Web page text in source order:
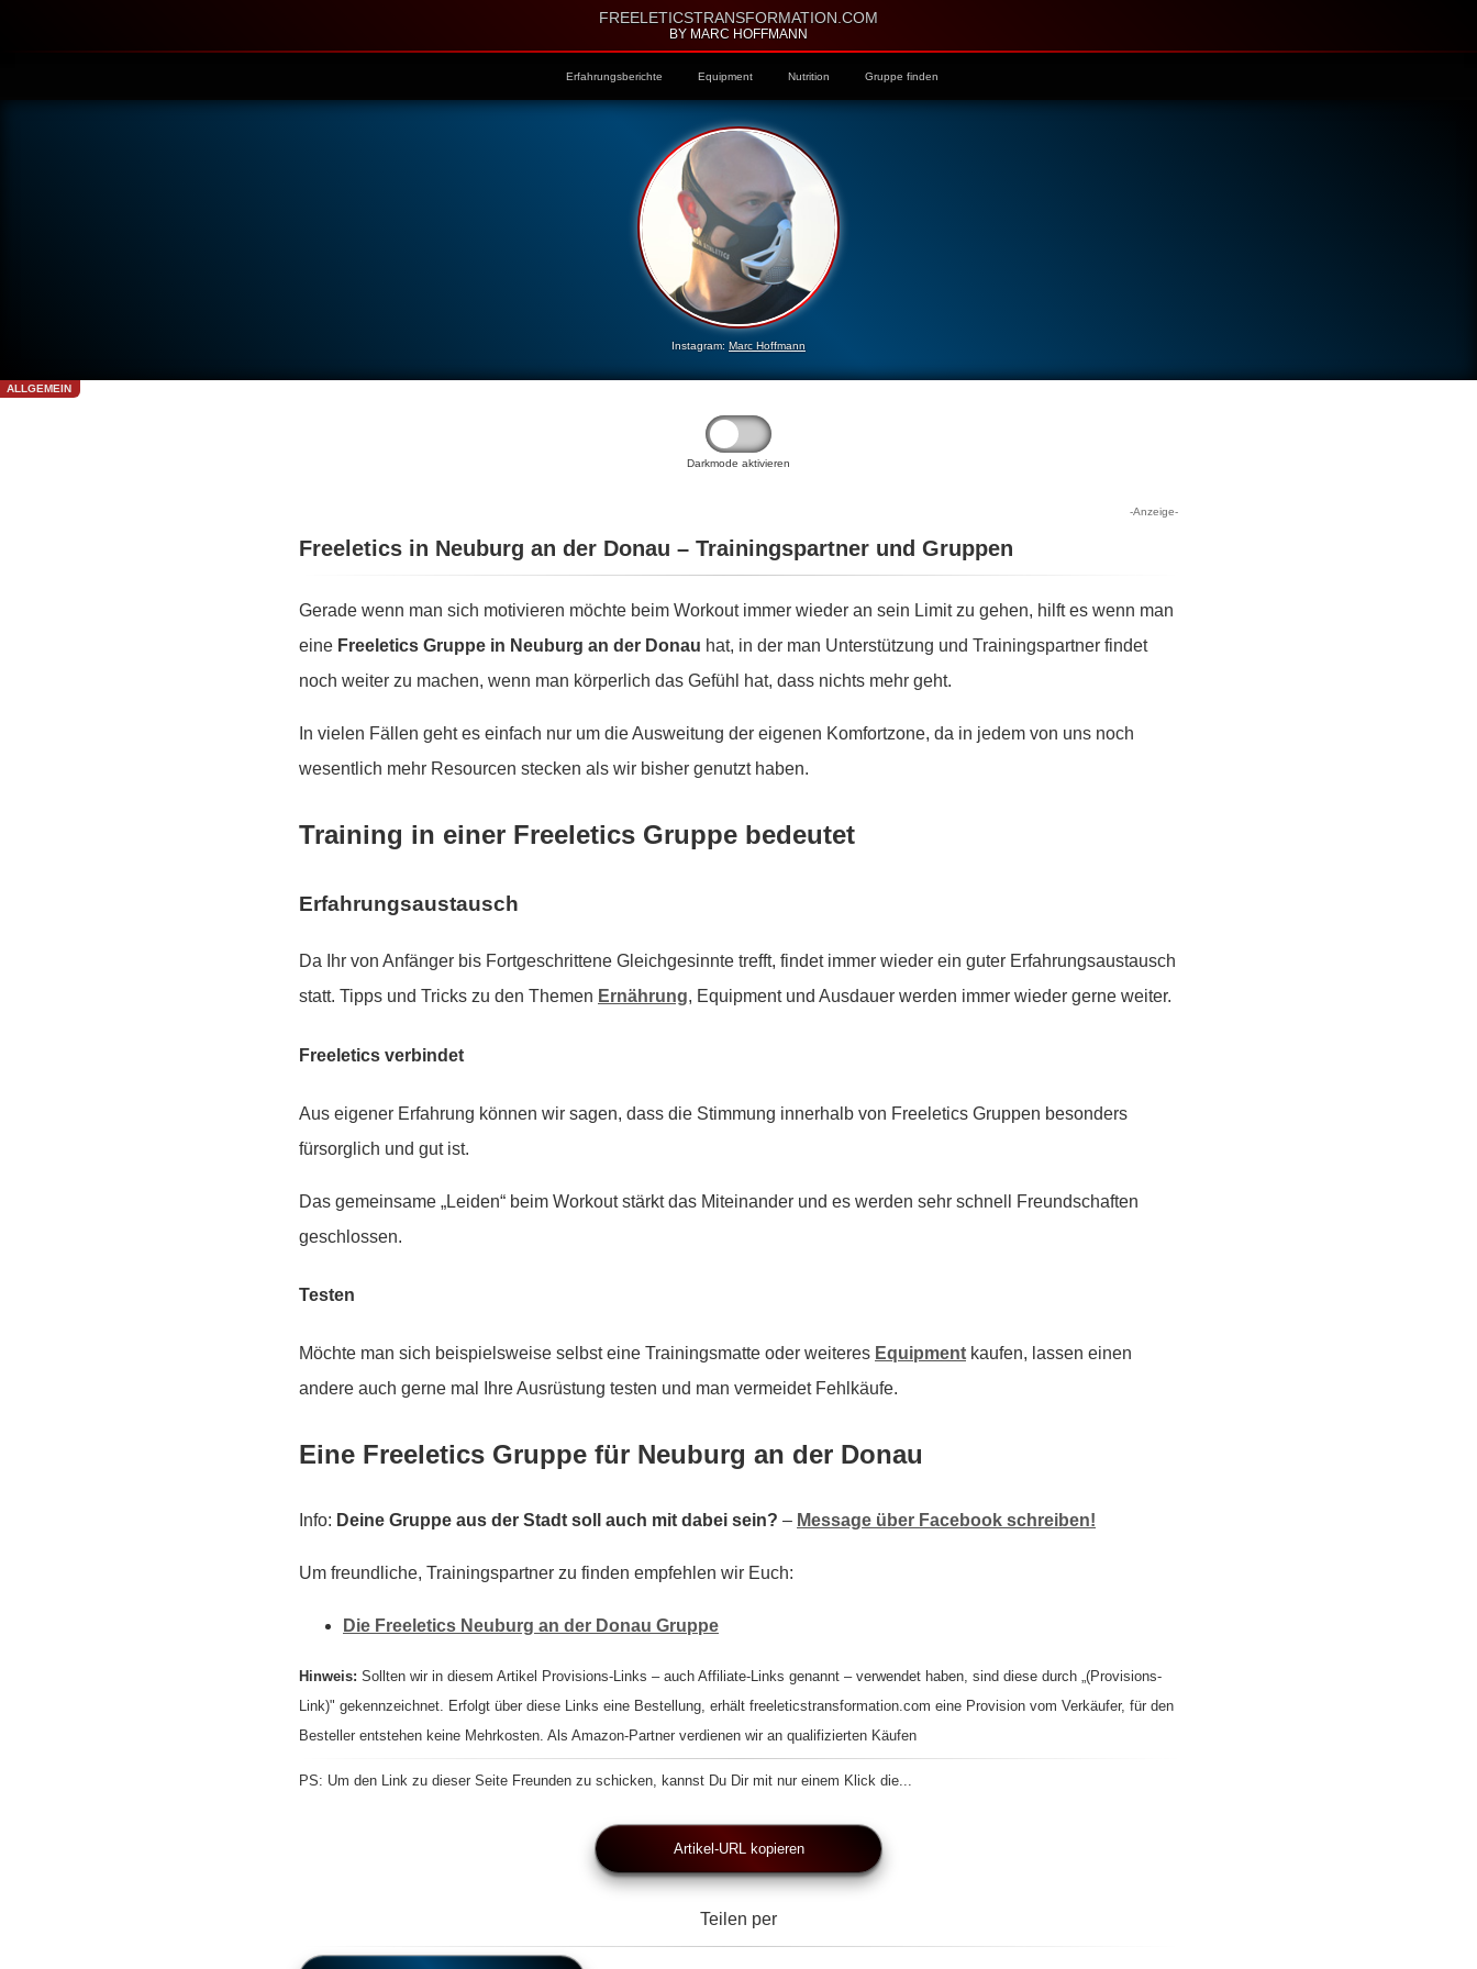
FREELETICSTRANSFORMATION.COM
BY MARC HOFFMANN
Erfahrungsberichte Equipment Nutrition Gruppe finden
Instagram: Marc Hoffmann
ALLGEMEIN
Darkmode aktivieren
-Anzeige-
Freeletics in Neuburg an der Donau – Trainingspartner und Gruppen
Gerade wenn man sich motivieren möchte beim Workout immer wieder an sein Limit zu gehen, hilft es wenn man
eine Freeletics Gruppe in Neuburg an der Donau hat, in der man Unterstützung und Trainingspartner findet
noch weiter zu machen, wenn man körperlich das Gefühl hat, dass nichts mehr geht.
In vielen Fällen geht es einfach nur um die Ausweitung der eigenen Komfortzone, da in jedem von uns noch
wesentlich mehr Resourcen stecken als wir bisher genutzt haben.
Training in einer Freeletics Gruppe bedeutet
Erfahrungsaustausch
Da Ihr von Anfänger bis Fortgeschrittene Gleichgesinnte trefft, findet immer wieder ein guter Erfahrungsaustausch
statt. Tipps und Tricks zu den Themen Ernährung, Equipment und Ausdauer werden immer wieder gerne weiter.
Freeletics verbindet
Aus eigener Erfahrung können wir sagen, dass die Stimmung innerhalb von Freeletics Gruppen besonders
fürsorglich und gut ist.
Das gemeinsame „Leiden“ beim Workout stärkt das Miteinander und es werden sehr schnell Freundschaften
geschlossen.
Testen
Möchte man sich beispielsweise selbst eine Trainingsmatte oder weiteres Equipment kaufen, lassen einen
andere auch gerne mal Ihre Ausrüstung testen und man vermeidet Fehlkäufe.
Eine Freeletics Gruppe für Neuburg an der Donau
Info: Deine Gruppe aus der Stadt soll auch mit dabei sein? – Message über Facebook schreiben!
Um freundliche, Trainingspartner zu finden empfehlen wir Euch:
Die Freeletics Neuburg an der Donau Gruppe
Hinweis: Sollten wir in diesem Artikel Provisions-Links – auch Affiliate-Links genannt – verwendet haben, sind diese durch „(Provisions-
Link)" gekennzeichnet. Erfolgt über diese Links eine Bestellung, erhält freeleticstransformation.com eine Provision vom Verkäufer, für den
Besteller entstehen keine Mehrkosten. Als Amazon-Partner verdienen wir an qualifizierten Käufen
PS: Um den Link zu dieser Seite Freunden zu schicken, kannst Du Dir mit nur einem Klick die...
Artikel-URL kopieren
Teilen per